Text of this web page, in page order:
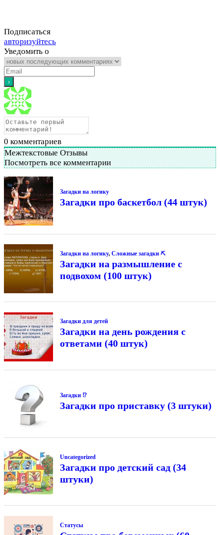
Подписаться
авторизуйтесь
Уведомить о
0 комментариев
Межтекстовые Отзывы
Посмотреть все комментарии
Загадки на логику
Загадки про баскетбол (44 штук)
Загадки на логику, Сложные загадки ⛏
Загадки на размышление с
подвохом (100 штук)
Загадки для детей
Загадки на день рождения с
ответами (40 штук)
Загадки ⁉
Загадки про приставку (3 штуки)
Uncategorized
Загадки про детский сад (34
штуки)
Статусы